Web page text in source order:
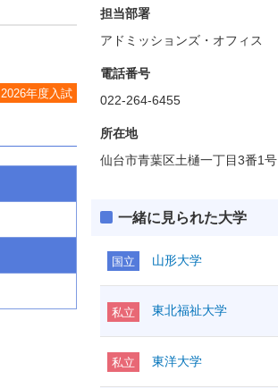
年度入試
担当部署
アドミッションズ・オフィス
電話番号
022-264-6455
所在地
仙台市青葉区土樋一丁目3番1号
一緒に見られた大学
国立 山形大学
私立 東北福祉大学
私立 東洋大学